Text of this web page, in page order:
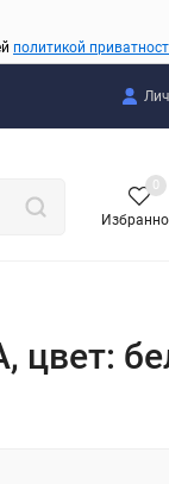
политикой
0
цвет: